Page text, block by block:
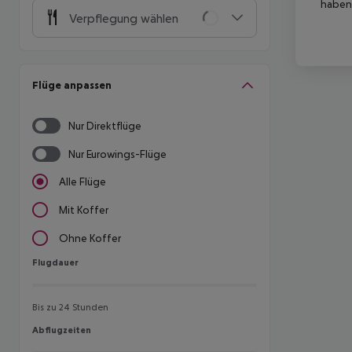
Verpflegung wählen
Flüge anpassen
Nur Direktflüge
Nur Eurowings-Flüge
Alle Flüge
Mit Koffer
Ohne Koffer
Flugdauer
Flugdauer
Bis zu 24 Stunden
Abflugzeiten
Abflugzeiten